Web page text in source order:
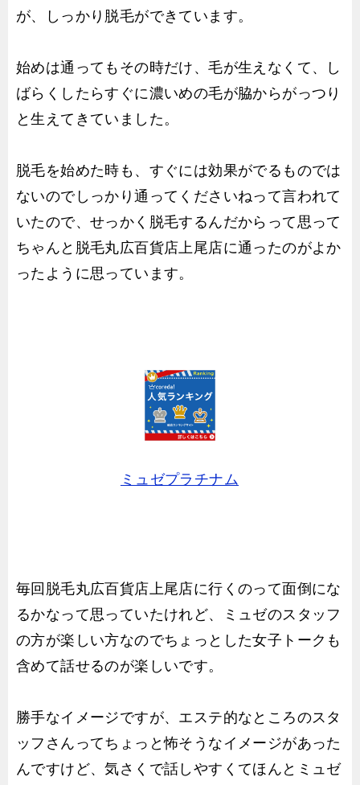
が、しっかり脱毛ができています。
始めは通ってもその時だけ、毛が生えなくて、し
ばらくしたらすぐに濃いめの毛が脇からがっつり
と生えてきていました。
脱毛を始めた時も、すぐには効果がでるものでは
ないのでしっかり通ってくださいねって言われて
いたので、せっかく脱毛するんだからって思って
ちゃんと脱毛丸広百貨店上尾店に通ったのがよか
ったように思っています。
ミュゼプラチナム
毎回脱毛丸広百貨店上尾店に行くのって面倒にな
るかなって思っていたけれど、ミュゼのスタッフ
の方が楽しい方なのでちょっとした女子トークも
含めて話せるのが楽しいです。
勝手なイメージですが、エステ的なところのスタ
ッフさんってちょっと怖そうなイメージがあった
んですけど、気さくで話しやすくてほんとミュゼ